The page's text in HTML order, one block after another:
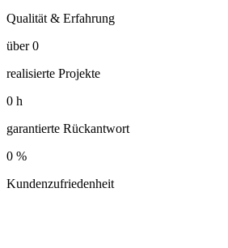
Qualität & Erfahrung
über 0
realisierte Projekte
0 h
garantierte Rückantwort
0 %
Kundenzufriedenheit